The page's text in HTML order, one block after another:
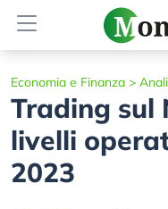
Economia e Finanza >
Trading sul
livelli
2023